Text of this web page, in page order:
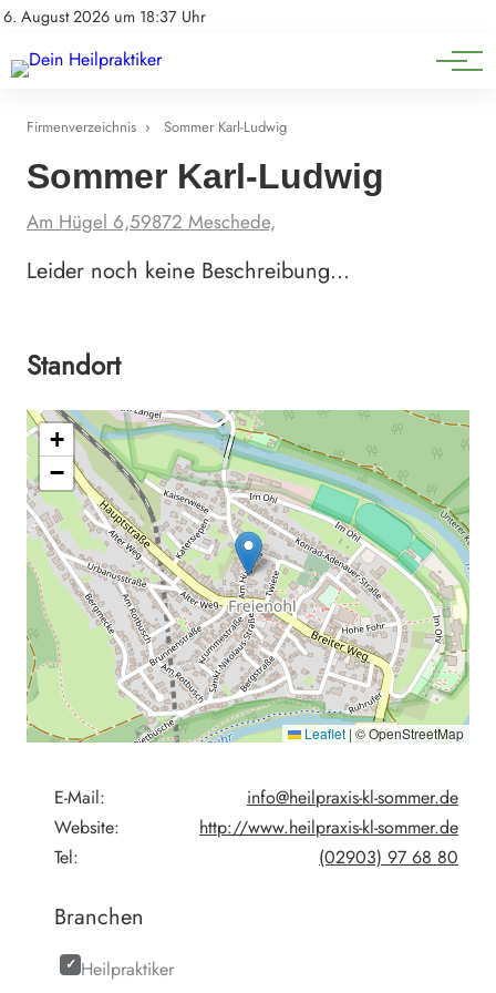
6. August 2026 um 18:37 Uhr
Impressum
Natürliche Medizin
Heilpflanzen & Kräuterkunde
Firmenverzeichnis › Sommer Karl-Ludwig
Sommer Karl-Ludwig
Am Hügel 6,59872 Meschede,
Leider noch keine Beschreibung…
Standort
+
−
Leaflet | © OpenStreetMap
E-Mail:
info@heilpraxis-kl-sommer.de
Website:
http://www.heilpraxis-kl-sommer.de
Tel:
(02903) 97 68 80
Branchen
Heilpraktiker